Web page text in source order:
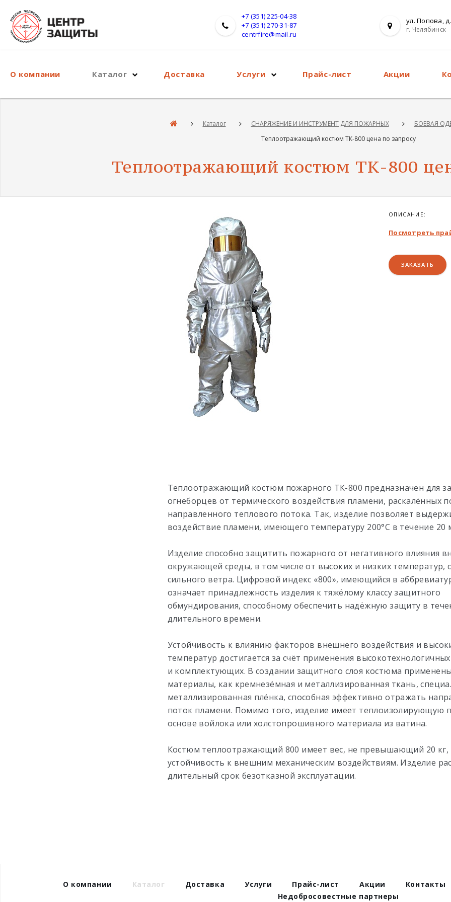
+7 (351) 225-04-38
+7 (351) 270-31-87
centrfire@mail.ru
ул. Попова,
г. Челябинск
О компании Каталог Доставка Услуги Прайс-лист Акции
Каталог СНАРЯЖЕНИЕ И ИНСТРУМЕНТ ДЛЯ ПОЖАРНЫХ
БОЕВАЯ
Теплоотражающий костюм ТК-800 цена по запросу
Теплоотражающий костюм ТК-800
ОПИСАНИЕ:
Посмотреть
ЗАКАЗАТЬ
Теплоотражающий костюм пожарного ТК-800 предназначен для
огнеборцев от термического воздействия пламени, раскалённых
направленного теплового потока. Так, изделие позволяет
воздействие пламени, имеющего температуру 200°С в течение 20
Изделие способно защитить пожарного от негативного влияния
окружающей среды, в том числе от высоких и низких температур,
сильного ветра. Цифровой индекс «800», имеющийся в
означает принадлежность изделия к тяжёлому классу защитного
обмундирования, способному обеспечить надёжную защиту в
длительного времени.
Устойчивость к влиянию факторов внешнего воздействия и
температур достигается за счёт применения
и комплектующих. В создании защитного слоя костюма
материалы, как кремнезёмная и металлизированная ткань,
металлизированная плёнка, способная эффективно отражать
поток пламени. Помимо того, изделие имеет теплоизолирующую
основе войлока или холстопрошивного материала из ватина.
Костюм теплоотражающий 800 имеет вес, не превышающий 20 кг,
устойчивость к внешним механическим воздействиям. Изделие
длительный срок безотказной эксплуатации.
О компании Каталог Доставка Услуги Прайс-лист Акции Контакты
Недобросовестные партнеры